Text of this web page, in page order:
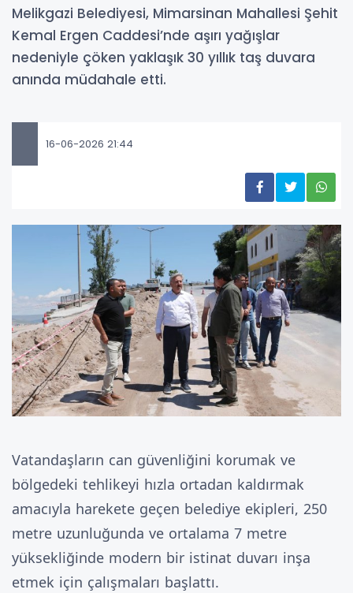
Melikgazi Belediyesi, Mimarsinan Mahallesi Şehit
Kemal Ergen Caddesi’nde aşırı yağışlar
nedeniyle çöken yaklaşık 30 yıllık taş duvara
anında müdahale etti.
16-06-2026 21:44
Vatandaşların can güvenliğini korumak ve
bölgedeki tehlikeyi hızla ortadan kaldırmak
amacıyla harekete geçen belediye ekipleri, 250
metre uzunluğunda ve ortalama 7 metre
yüksekliğinde modern bir istinat duvarı inşa
etmek için çalışmaları başlattı.